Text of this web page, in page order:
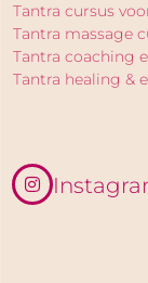
Tantra cursus
Tantra massage
Tantra coaching
Tantra healing &